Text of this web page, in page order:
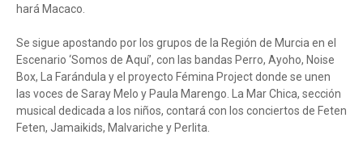
hará Macaco.
Se sigue apostando por los grupos de la Región de Murcia en el
Escenario ‘Somos de Aquí’, con las bandas Perro, Ayoho, Noise
Box, La Farándula y el proyecto Fémina Project donde se unen
las voces de Saray Melo y Paula Marengo. La Mar Chica, sección
musical dedicada a los niños, contará con los conciertos de Feten
Feten, Jamaikids, Malvariche y Perlita.